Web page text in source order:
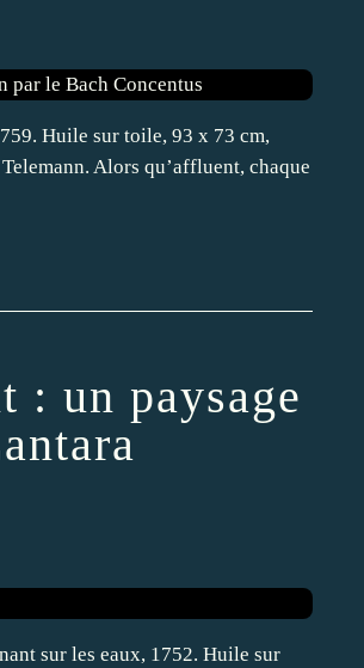
Huile sur toile, 93 x 73 cm,
Alors qu’affluent, chaque
: un paysage
sur les eaux, 1752. Huile sur